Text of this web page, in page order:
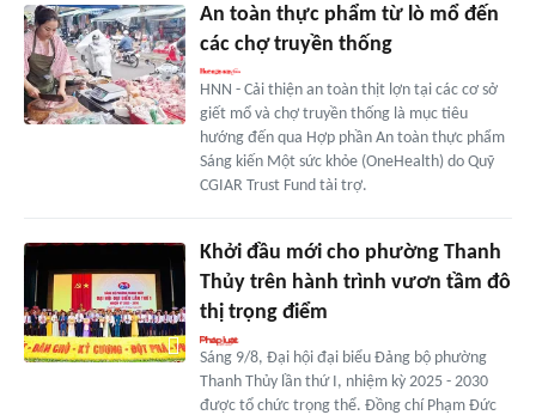
An toàn thực phẩm từ lò mổ đến
các chợ truyền thống
HNN - Cải thiện an toàn thịt lợn tại các cơ sở
giết mổ và chợ truyền thống là mục tiêu
hướng đến qua Hợp phần An toàn thực phẩm
Sáng kiến Một sức khỏe (OneHealth) do Quỹ
CGIAR Trust Fund tài trợ.
Khởi đầu mới cho phường Thanh
Thủy trên hành trình vươn tầm đô
thị trọng điểm
Sáng 9/8, Đại hội đại biểu Đảng bộ phường
Thanh Thủy lần thứ I, nhiệm kỳ 2025 - 2030
được tổ chức trọng thể. Đồng chí Phạm Đức